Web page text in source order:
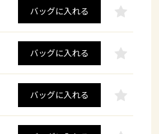
バッグに入れる
バッグに入れる
バッグに入れる